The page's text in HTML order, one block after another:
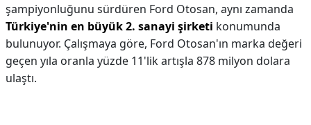
şampiyonluğunu sürdüren Ford Otosan, aynı zamanda
Türkiye'nin en büyük 2. sanayi şirketi konumunda
bulunuyor. Çalışmaya göre, Ford Otosan'ın marka değeri
geçen yıla oranla yüzde 11'lik artışla 878 milyon dolara
ulaştı.